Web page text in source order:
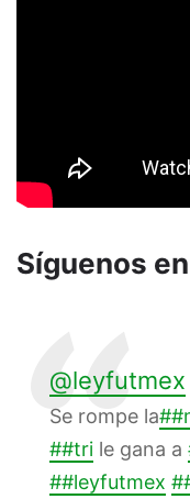
Síguenos
@leyfutmex
Se rompe la
##tri le gana a
##leyfutmex